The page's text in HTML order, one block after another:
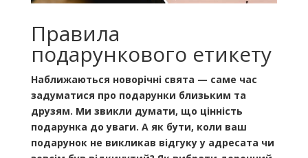
Правила
подарункового етикету
Наближаються новорічні свята — саме час
задуматися про подарунки близьким та
друзям. Ми звикли думати, що цінність
подарунка до уваги. А як бути, коли ваш
подарунок не викликав відгуку у адресата чи